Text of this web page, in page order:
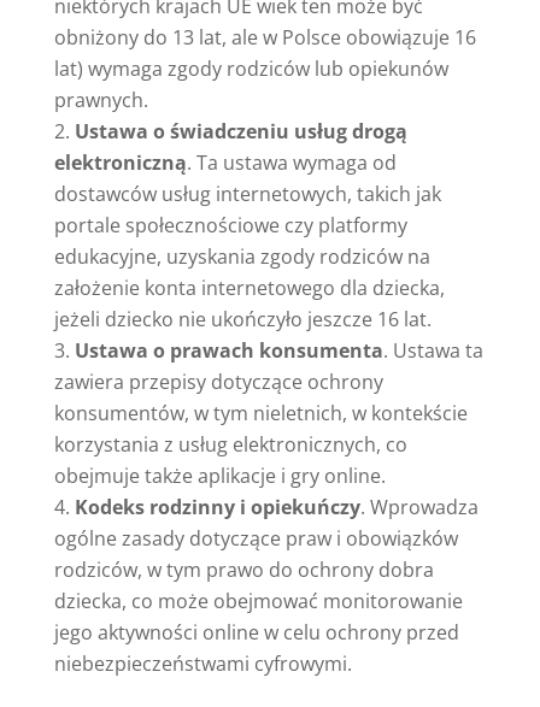
niektórych krajach UE wiek ten może być
obniżony do 13 lat, ale w Polsce obowiązuje 16
lat) wymaga zgody rodziców lub opiekunów
prawnych.
Ustawa o świadczeniu usług drogą
elektroniczną. Ta ustawa wymaga od
dostawców usług internetowych, takich jak
portale społecznościowe czy platformy
edukacyjne, uzyskania zgody rodziców na
założenie konta internetowego dla dziecka,
jeżeli dziecko nie ukończyło jeszcze 16 lat.
Ustawa o prawach konsumenta. Ustawa ta
zawiera przepisy dotyczące ochrony
konsumentów, w tym nieletnich, w kontekście
korzystania z usług elektronicznych, co
obejmuje także aplikacje i gry online.
Kodeks rodzinny i opiekuńczy. Wprowadza
ogólne zasady dotyczące praw i obowiązków
rodziców, w tym prawo do ochrony dobra
dziecka, co może obejmować monitorowanie
jego aktywności online w celu ochrony przed
niebezpieczeństwami cyfrowymi.